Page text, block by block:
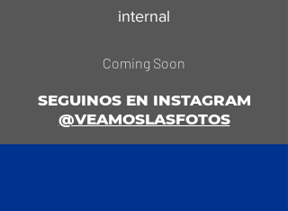
internal
Coming Soon
SEGUINOS EN INSTAGRAM
@VEAMOSLASFOTOS